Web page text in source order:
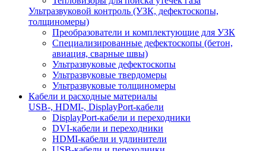
Ультразвуковой контроль (УЗК, дефектоскопы,
толщиномеры)
Преобразователи и комплектующие для УЗК
Специализированные дефектоскопы (бетон,
авиация, сварные швы)
Ультразвуковые дефектоскопы
Ультразвуковые твердомеры
Ультразвуковые толщиномеры
Кабели и расходные материалы
USB-, HDMI-, DisplayPort-кабели
DisplayPort-кабели и переходники
DVI-кабели и переходники
HDMI-кабели и удлинители